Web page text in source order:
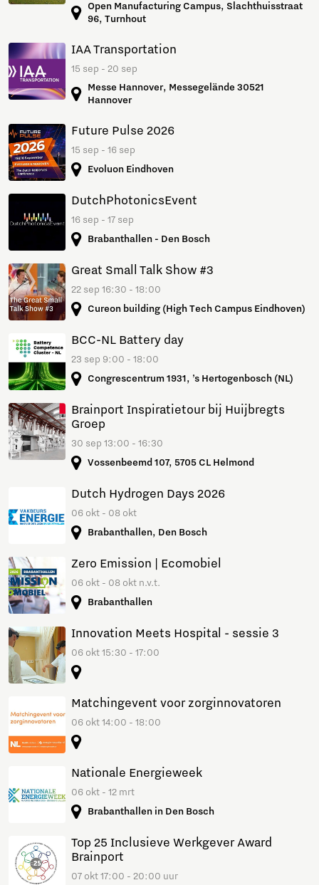
Open Manufacturing Campus, Slachthuisstraat
96, Turnhout
IAA Transportation
15 sep - 20 sep
Messe Hannover, Messegelände 30521
Hannover
Future Pulse 2026
15 sep - 16 sep
Evoluon Eindhoven
DutchPhotonicsEvent
16 sep - 17 sep
Brabanthallen - Den Bosch
Great Small Talk Show #3
22 sep 16:30 - 18:00
Cureon building (High Tech Campus Eindhoven)
BCC-NL Battery day
23 sep 9:00 - 18:00
Congrescentrum 1931, ’s Hertogenbosch (NL)
Brainport Inspiratietour bij Huijbregts
Groep
30 sep 13:00 - 16:30
Vossenbeemd 107, 5705 CL Helmond
Dutch Hydrogen Days 2026
06 okt - 08 okt
Brabanthallen, Den Bosch
Zero Emission | Ecomobiel
06 okt - 08 okt n.v.t.
Brabanthallen
Innovation Meets Hospital - sessie 3
06 okt 15:30 - 17:00
Matchingevent voor zorginnovatoren
06 okt 14:00 - 18:00
Nationale Energieweek
06 okt - 12 mrt
Brabanthallen in Den Bosch
Top 25 Inclusieve Werkgever Award
Brainport
07 okt 17:00 - 20:00 uur